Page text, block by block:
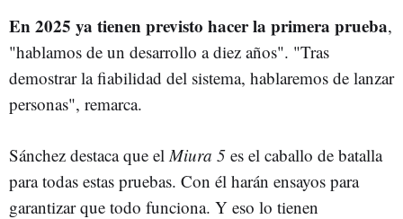
En 2025 ya tienen previsto hacer la primera prueba,
"hablamos de un desarrollo a diez años". "Tras
demostrar la fiabilidad del sistema, hablaremos de lanzar
personas", remarca.
Sánchez destaca que elMiura 5 es el caballo de batalla
para todas estas pruebas. Con él harán ensayos para
garantizar que todo funciona. Y eso lo tienen